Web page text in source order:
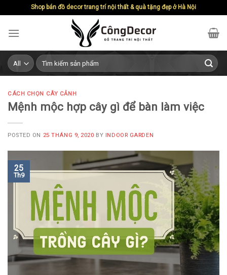
content
Shop bán đồ decor trang trí nội thất & quà tặng đẹp ở Hà Nội
Search
for:
CÁCH CHỌN CÂY CẢNH
Mệnh mộc hợp cây gì để bàn làm việc
POSTED ON 25 THÁNG 9, 2020 BY INDOOR GARDEN
25
Th9